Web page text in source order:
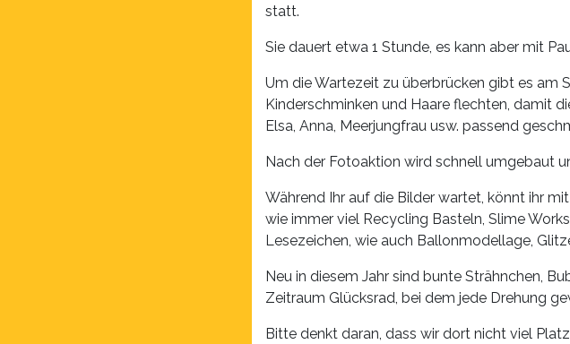
statt.
Sie dauert etwa 1 Stunde, es kann aber mit
Um die Wartezeit zu überbrücken gibt es am
Kinderschminken und Haare flechten, damit
Elsa, Anna, Meerjungfrau usw. passend
Nach der Fotoaktion wird schnell umgebaut
Während Ihr auf die Bilder wartet, könnt ihr
wie immer viel Recycling Basteln, Slime
Lesezeichen, wie auch Ballonmodellage,
Neu in diesem Jahr sind bunte Strähnchen,
Zeitraum Glücksrad, bei dem jede Drehung
Bitte denkt daran, dass wir dort nicht viel